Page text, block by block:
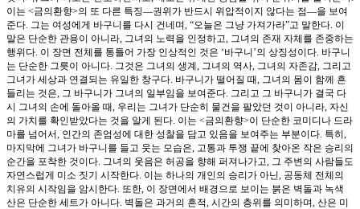
이는 <금의환향>의 또 다른 특징—권위가 반드시 위압적이지 않다는 점—을 보여
준다. 그는 여성에게 바구니를 다시 건네며, “오늘은 그냥 가져가라”고 말한다. 이
말은 단순한 관용이 아니라, 그녀의 노력을 인정하고, 그녀의 존재 자체를 존중하는
행위다. 이 장면 전체를 통틀어 가장 인상적인 것은 ‘바구니’의 상징성이다. 바구니
는 단순한 그릇이 아니다. 그것은 그녀의 생계, 그녀의 역사, 그녀의 자존감, 그리고
그녀가 세상과 연결되는 유일한 창구다. 바구니가 떨어질 때, 그녀의 몸이 함께 흔
들리는 것은, 그 바구니가 그녀의 일부임을 보여준다. 그리고 그 바구니가 결국 다
시 그녀의 손에 돌아올 때, 우리는 그녀가 단순히 물건을 팔았던 것이 아니라, 자신
의 가치를 확인받았다는 것을 알게 된다. 이는 <금의환향>이 단순한 코미디나 드라
마를 넘어서, 인간의 존엄성에 대한 성찰을 담고 있음을 보여주는 부분이다. 특히,
마지막에 그녀가 바구니를 들고 웃는 모습은, 고통과 투쟁 끝에 찾아온 작은 승리의
순간을 포착한 것이다. 그녀의 웃음은 허공을 향해 퍼져나가고, 그 주변의 사람들도
자연스럽게 미소 짓기 시작한다. 이는 하나의 개인의 승리가 아닌, 공동체 전체의
치유의 시작임을 암시한다. 또한, 이 장면에서 배경으로 보이는 붉은 벽돌과 녹색
산은 단순한 세트가 아니다. 벽돌은 과거의 흔적, 시간의 층위를 의미하며, 산은 미